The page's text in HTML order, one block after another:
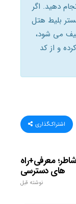
دهید. اگر
بلیط هتل
می شود،
و از کد
اشتراک‌گذاری
معرفی+راه
های دسترسی
نوشته قبل